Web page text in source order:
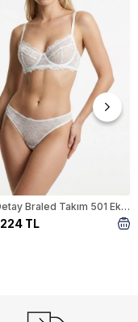
Dantel Detay Braled Takım 501 Ekru
224 TL